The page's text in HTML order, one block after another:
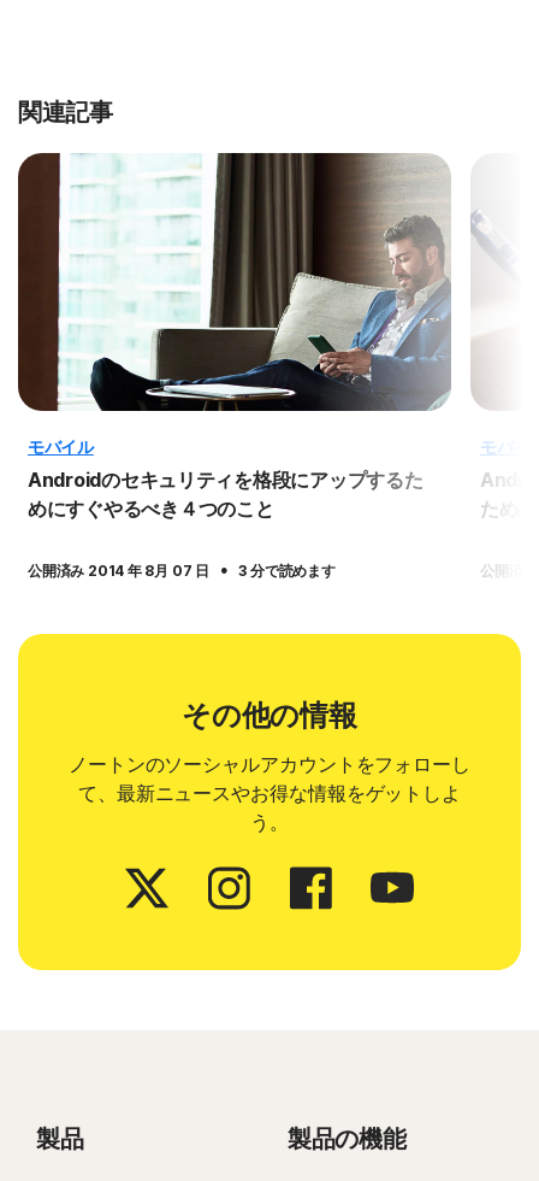
関連記事
モバイル
Androidのセキュリティを格段にアップするた
めにすぐやるべき４つのこと
公開済み 2014 年 8月 07 日 · 3 分で読めます
モバイ
ため
公開済
その他の情報
ノートンのソーシャルアカウントをフォローし
て、最新ニュースやお得な情報をゲットしよ
う。
製品 製品の機能